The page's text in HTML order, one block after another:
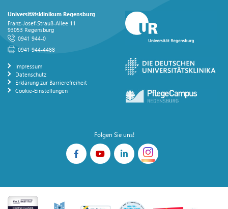
Universitätsklinikum Regensburg
Franz-Josef-Strauß-Allee 11
93053 Regensburg
0941 944-0
0941 944-4488
Impressum
Datenschutz
Erklärung zur Barrierefreiheit
Cookie-Einstellungen
Folgen Sie uns!